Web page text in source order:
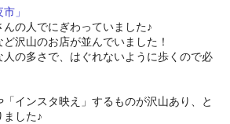
」
の人でにぎわっていました♪
沢山のお店が並んでいました！
の多さで、はぐれないように歩くので必
インスタ映え」するものが沢山あり、と
ました♪